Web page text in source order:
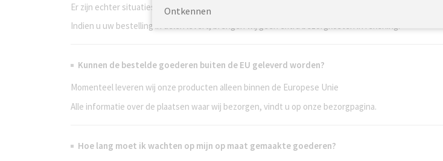
Er zijn echter situaties waarin we een deellevering van de bestelde producten kunnen
Indien u uw bestelling in delen levert, brengen wij geen extra bezorgkosten in rekening.
Kunnen de bestelde goederen buiten de EU geleverd worden?
Momenteel leveren wij onze producten alleen binnen de Europese Unie
Alle informatie over de plaatsen waar wij bezorgen, vindt u op onze bezorgpagina.
Hoe lang moet ik wachten op mijn op maat gemaakte goederen?
Ontkennen